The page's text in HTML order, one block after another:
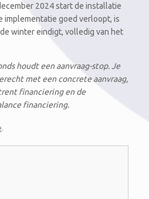
2024 start de installatie
implementatie goed verloopt, is
winter eindigt, volledig van het
houdt een aanvraag-stop. Je
met een concrete aanvraag,
financiering en de
financiering.
.